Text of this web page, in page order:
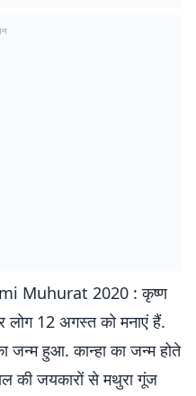
Muhurat 2020 : कृष्‍ण
लोग 12 अगस्त को मनाएं हैं.
जन्म हुआ. कान्हा का जन्म होते
की जयकारों से मथुरा गूंज